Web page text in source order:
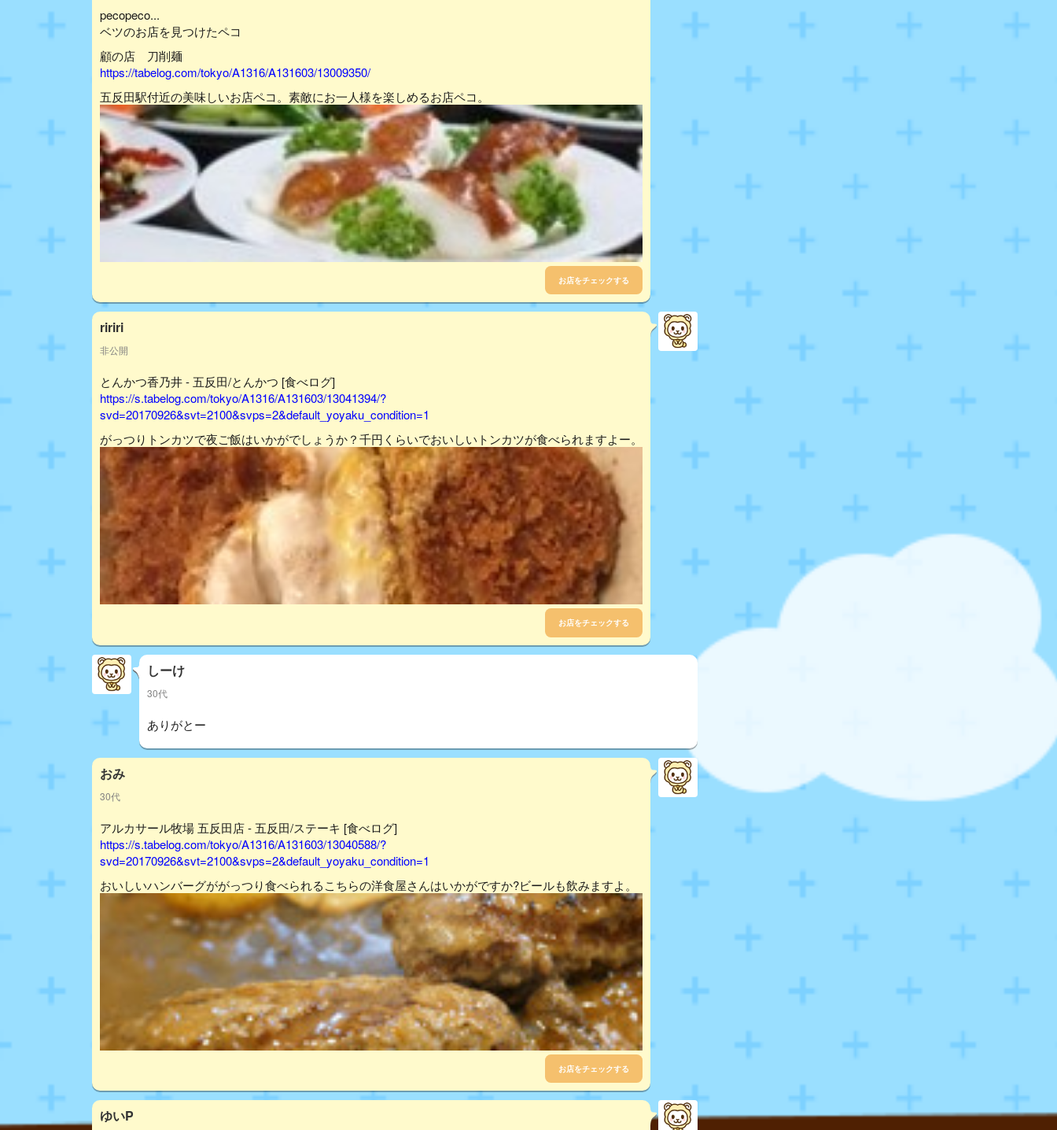
pecopeco...
ベツのお店を見つけたペコ
顧の店 刀削麺
https://tabelog.com/tokyo/A1316/A131603/13009350/
五反田駅付近の美味しいお店ペコ。素敵にお一人様を楽しめるお店ペコ。
お店をチェックする
ririri
非公開
とんかつ香乃井 - 五反田/とんかつ [食べログ]
https://s.tabelog.com/tokyo/A1316/A131603/13041394/?
svd=20170926&svt=2100&svps=2&default_yoyaku_condition=1
がっつりトンカツで夜ご飯はいかがでしょうか？千円くらいでおいしいトンカツが食べられますよー。
お店をチェックする
しーけ
30代
ありがとー
おみ
30代
アルカサール牧場 五反田店 - 五反田/ステーキ [食べログ]
https://s.tabelog.com/tokyo/A1316/A131603/13040588/?
svd=20170926&svt=2100&svps=2&default_yoyaku_condition=1
おいしいハンバーグががっつり食べられるこちらの洋食屋さんはいかがですか?ビールも飲みますよ。
お店をチェックする
ゆいP